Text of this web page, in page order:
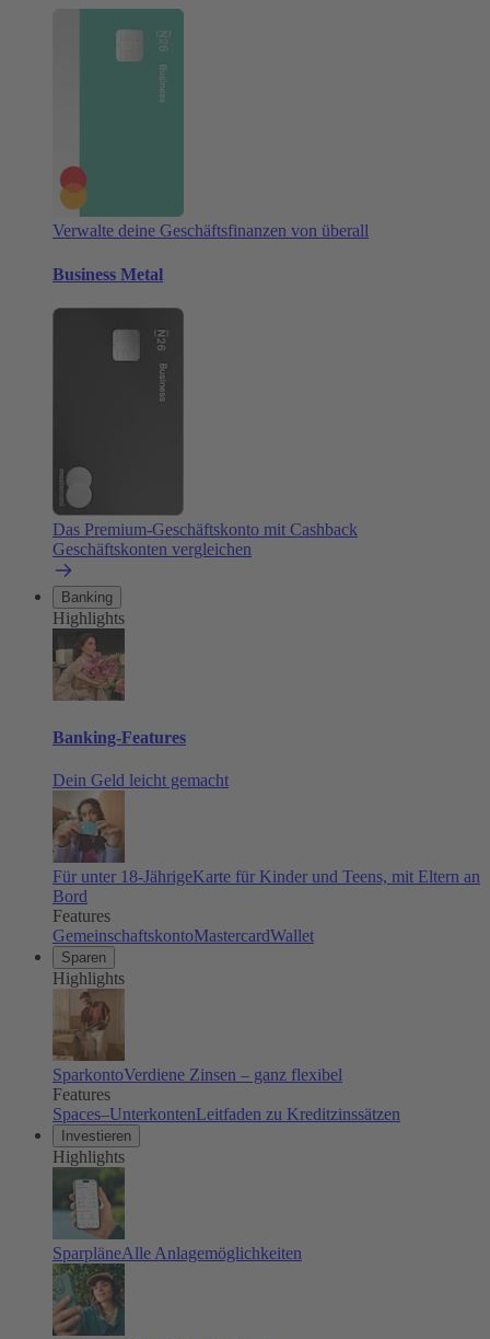
Verwalte deine Geschäftsfinanzen von überall
Business Metal
Das Premium-Geschäftskonto mit Cashback
Geschäftskonten vergleichen
Banking
Highlights
Banking-Features
Dein Geld leicht gemacht
Für unter 18-JährigeKarte für Kinder und Teens, mit Eltern an
Bord
Features
GemeinschaftskontoMastercardWallet
Sparen
Highlights
SparkontoVerdiene Zinsen – ganz flexibel
Features
Spaces–UnterkontenLeitfaden zu Kreditzinssätzen
Investieren
Highlights
SparpläneAlle Anlagemöglichkeiten